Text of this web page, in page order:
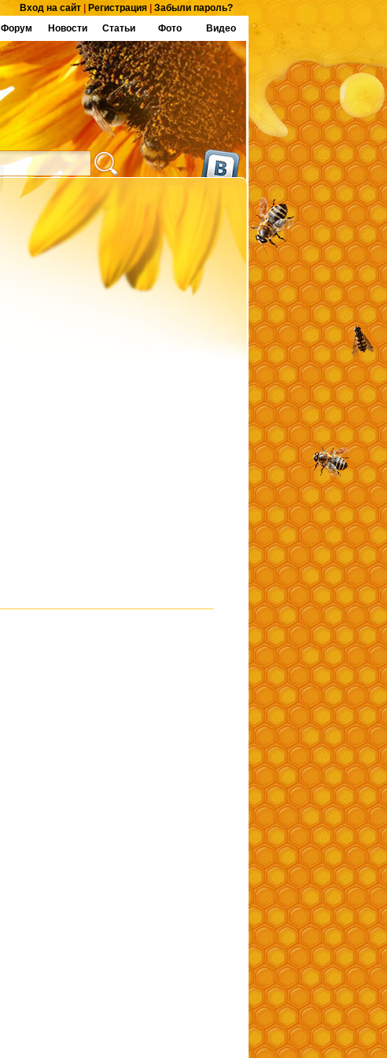
Вход на сайт Регистрация
Забыли пароль?
Форум Новости Статьи Фото Видео